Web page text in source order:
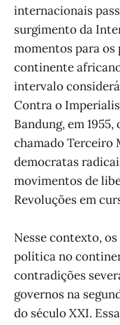
internacionais
surgimento da
momentos para os
continente
intervalo
Contra o
Bandung, em
chamado Terceiro
democratas
movimentos de
Revoluções em
Nesse contexto,
política no
contradições
governos na
do século XXI.